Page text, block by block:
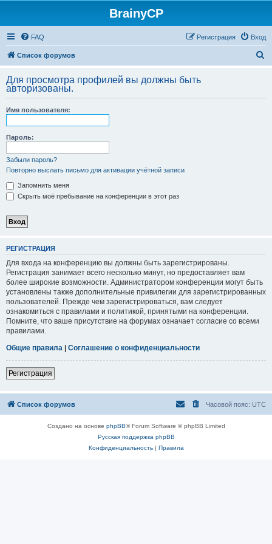
BrainyCP
FAQ Вход
Регистрация
Список форумов
с
Для просмотра профилей вы должны быть
авторизованы.
Имя пользователя:
Пароль:
Забыли пароль?
Повторно выслать письмо для активации учётной записи
Запомнить меня
Скрыть моё пребывание на конференции в этот раз
РЕГИСТРАЦИЯ
Для входа на конференцию вы должны быть зарегистрированы.
Регистрация занимает всего несколько минут, но предоставляет вам
более широкие возможности. Администратором конференции могут быть
установлены также дополнительные привилегии для зарегистрированных
пользователей. Прежде чем зарегистрироваться, вам следует
ознакомиться с правилами и политикой, принятыми на конференции.
Помните, что ваше присутствие на форумах означает согласие со всеми
правилами.
Общие правила | Соглашение о конфиденциальности
Регистрация
Список форумов Часовой пояс: UTC
Создано на основе phpBB® Forum Software © phpBB Limited
Русская поддержка phpBB
Конфиденциальность| Правила